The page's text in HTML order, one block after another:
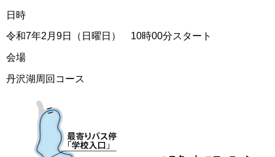
日時
令和7年2月9日（日曜日） 10時00分スタート
会場
丹沢湖周回コース